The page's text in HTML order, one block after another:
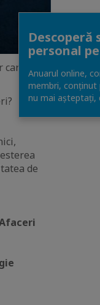
au
de
Descoperă
personal
Anuarul online,
membri, conținut
nu mai așteptați,